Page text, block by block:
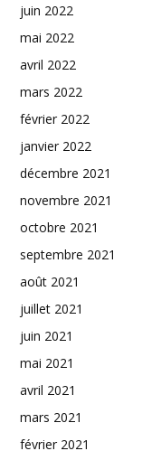
juin 2022
mai 2022
avril 2022
mars 2022
février 2022
janvier 2022
décembre 2021
novembre 2021
octobre 2021
septembre 2021
août 2021
juillet 2021
juin 2021
mai 2021
avril 2021
mars 2021
février 2021